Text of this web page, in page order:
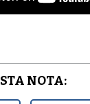
NOTA: